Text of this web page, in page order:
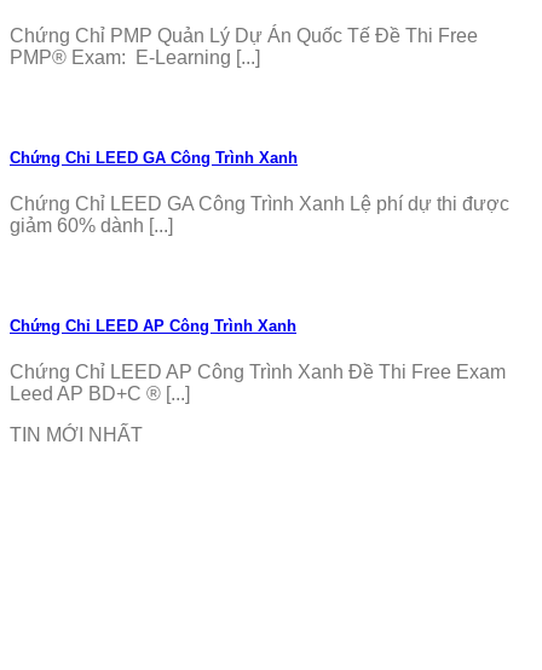
Chứng Chỉ PMP Quản Lý Dự Án Quốc Tế Đề Thi Free
PMP® Exam: E-Learning [...]
Chứng Chỉ LEED GA Công Trình Xanh
Chứng Chỉ LEED GA Công Trình Xanh Lệ phí dự thi được
giảm 60% dành [...]
Chứng Chỉ LEED AP Công Trình Xanh
Chứng Chỉ LEED AP Công Trình Xanh Đề Thi Free Exam
Leed AP BD+C ® [...]
TIN MỚI NHẤT